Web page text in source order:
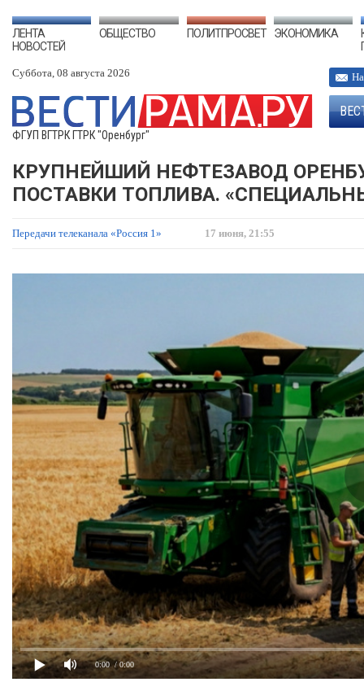
ЛЕНТА
НОВОСТЕЙ
ОБЩЕСТВО ПОЛИТПРОСВЕТ ЭКОНОМИКА
Суббота, 08 августа 2026
ФГУП ВГТРК ГТРК "Оренбург"
КРУПНЕЙШИЙ НЕФТЕЗАВОД
ПОСТАВКИ ТОПЛИВА.
Передачи телеканала «Россия 1» 17 июня, 21:55
0:00 / 0:00